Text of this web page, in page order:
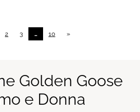
2 3 … 10 »
Golden Goose
e Donna